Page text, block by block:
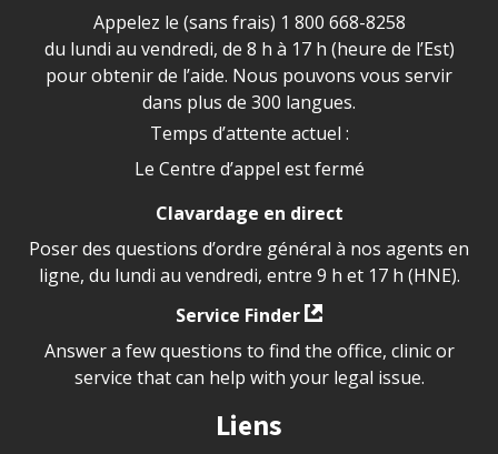
Appelez le (sans frais) 1 800 668-8258
du lundi au vendredi, de 8 h à 17 h (heure de l’Est)
pour obtenir de l’aide. Nous pouvons vous servir
dans plus de 300 langues.
Temps d’attente actuel :
Le Centre d’appel est fermé
Clavardage en direct
Poser des questions d’ordre général à nos agents en
ligne, du lundi au vendredi, entre 9 h et 17 h (HNE).
Service Finder
Answer a few questions to find the office, clinic or
service that can help with your legal issue.
Liens